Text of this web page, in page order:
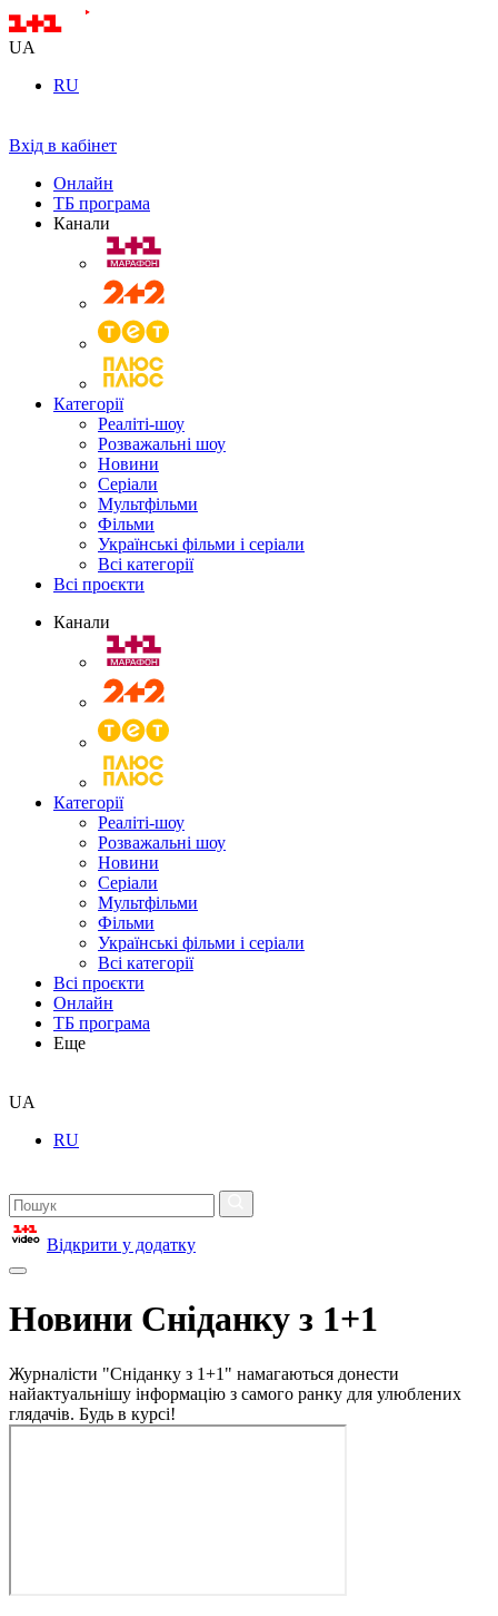
UA
RU
Вхід в кабінет
Онлайн
ТБ програма
Канали
Категорії
Реаліті-шоу
Розважальні шоу
Новини
Серіали
Мультфільми
Фільми
Українські фільми і серіали
Всі категорії
Всі проєкти
Канали
Категорії
Реаліті-шоу
Розважальні шоу
Новини
Серіали
Мультфільми
Фільми
Українські фільми і серіали
Всі категорії
Всі проєкти
Онлайн
ТБ програма
Еще
UA
RU
Відкрити у додатку
Новини Сніданку з 1+1
Журналісти "Сніданку з 1+1" намагаються донести
найактуальнішу інформацію з самого ранку для улюблених
глядачів. Будь в курсі!